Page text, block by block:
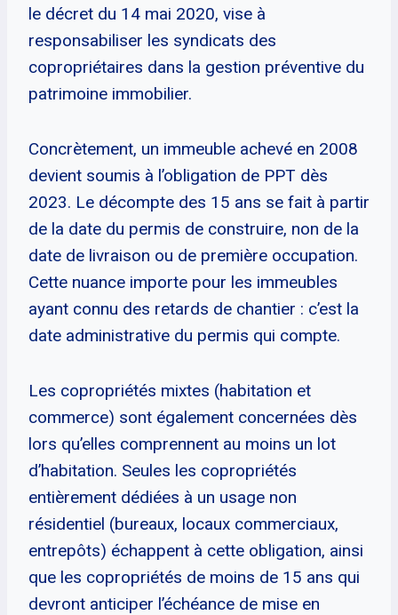
le décret du 14 mai 2020, vise à
responsabiliser les syndicats des
copropriétaires dans la gestion préventive du
patrimoine immobilier.
Concrètement, un immeuble achevé en 2008
devient soumis à l’obligation de PPT dès
2023. Le décompte des 15 ans se fait à partir
de la date du permis de construire, non de la
date de livraison ou de première occupation.
Cette nuance importe pour les immeubles
ayant connu des retards de chantier : c’est la
date administrative du permis qui compte.
Les copropriétés mixtes (habitation et
commerce) sont également concernées dès
lors qu’elles comprennent au moins un lot
d’habitation. Seules les copropriétés
entièrement dédiées à un usage non
résidentiel (bureaux, locaux commerciaux,
entrepôts) échappent à cette obligation, ainsi
que les copropriétés de moins de 15 ans qui
devront anticiper l’échéance de mise en